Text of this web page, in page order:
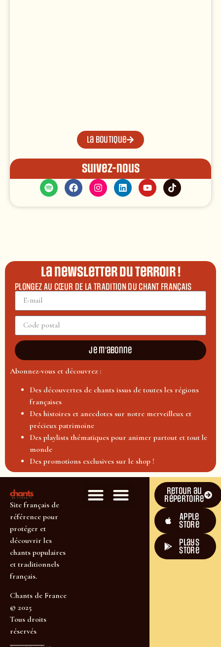
La boutique
Suivez-nous
La newsletter du terroir !
PLONGEZ AU CŒUR DE LA TRADITION DU CHANT FRANÇAIS
Je m'abonne
Abonnez-vous et découvrez :
Des découvertes de chants issus de toutes les régions
françaises
Des histoires et anecdotes sur notre merveilleux et
précieux patrimoine
Des playlists thématiques pour animer partout et tout le
monde
Des promotions exclusives sur le shop !
Site français de
référence pour
protéger et
découvrir les
chants populaires
et traditionnels
français.
Chants de France
© 2025
Tous droits
réservés
Retour au
répertoire
Apple
Store
plays
store